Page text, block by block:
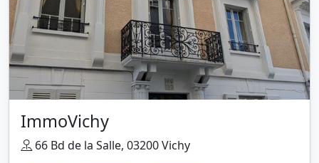
ImmoVichy
66 Bd de la Salle, 03200 Vichy